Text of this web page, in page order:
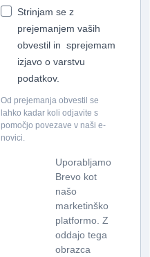
Strinjam se z
prejemanjem vaših
obvestil in sprejemam
izjavo o varstvu
podatkov.
Od prejemanja obvestil se
lahko kadar koli odjavite s
pomočjo povezave v naši e-
novici.
Uporabljamo
Brevo kot
našo
marketinško
platformo. Z
oddajo tega
obrazca